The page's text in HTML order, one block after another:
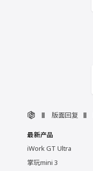
版面回复
最新产品
iWork GT Ultra
掌玩mini 3